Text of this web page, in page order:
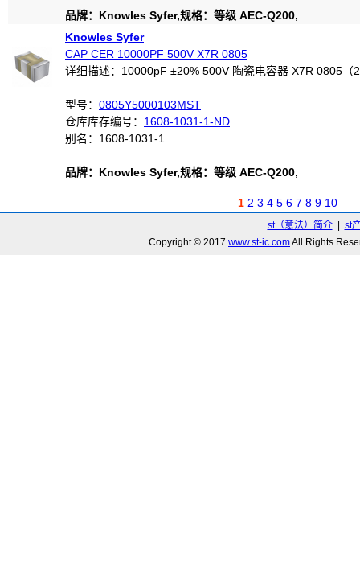
品牌：Knowles Syfer,规格：等级 AEC-Q200,
Knowles Syfer
CAP CER 10000PF 500V X7R 0805
详细描述：10000pF ±20% 500V 陶瓷电容器 X7R 0805（
型号： 0805Y5000103MST
仓库库存编号： 1608-1031-1-ND
别名：1608-1031-1
品牌：Knowles Syfer,规格：等级 AEC-Q200,
1 2 3 4 5 6 7 8 9 10
st（意法）简介| st
Copyright © 2017 www.st-ic.comAll Rights